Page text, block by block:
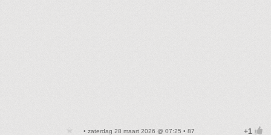
• zaterdag 28 maart 2026 @ 07:25 • 87